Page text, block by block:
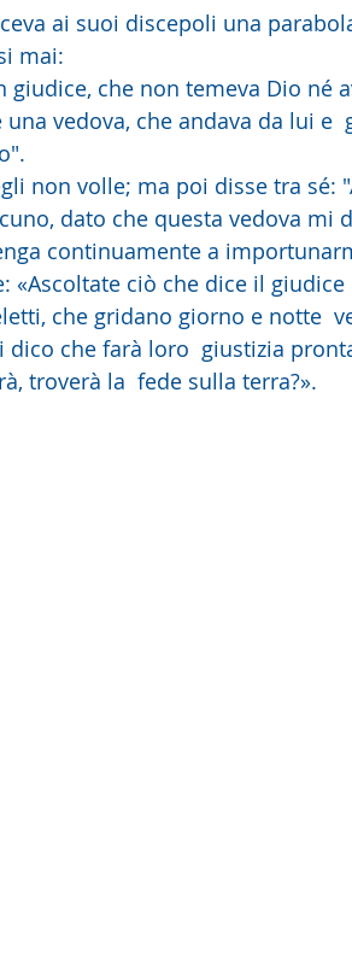
ai suoi discepoli una
mai:
vedova, che andava da lui e
dato che questa vedova mi
continuamente a
che gridano giorno e notte
dico che farà loro  giustizia
troverà la  fede sulla terra?».